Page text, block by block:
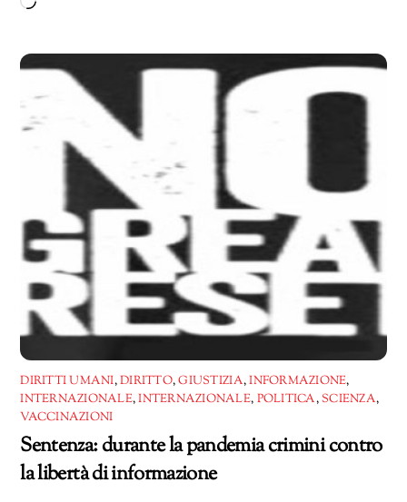
corso…
DIRITTI UMANI,DIRITTO,GIUSTIZIA,INFORMAZIONE,
INTERNAZIONALE,INTERNAZIONALE, POLITICA,SCIENZA,
VACCINAZIONI
Sentenza: durante la pandemia crimini contro
la libertà di informazione